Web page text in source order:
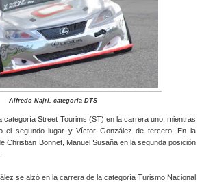
Alfredo Najri, categoria DTS
categoría Street Tourims (ST) en la carrera uno, mientras
el segundo lugar y Víctor González de tercero. En la
Christian Bonnet, Manuel Susaña en la segunda posición
se alzó en la carrera de la categoría Turismo Nacional